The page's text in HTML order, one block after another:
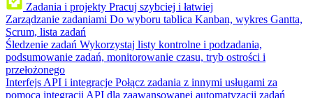
Zadania i projekty Pracuj szybciej i łatwiej
Zarządzanie zadaniami Do wyboru tablica Kanban, wykres Gantta,
Scrum, lista zadań
Śledzenie zadań Wykorzystaj listy kontrolne i podzadania,
podsumowanie zadań, monitorowanie czasu, tryb ostrości i
przełożonego
Interfejs API i integracje Połącz zadania z innymi usługami za
pomocą integracji API dla zaawansowanej automatyzacji zadań